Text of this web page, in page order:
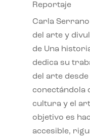
Reportaje
Carla
del arte y
de Una
dedica su
del arte
conectándola
cultura y el
objetivo es
accesible,